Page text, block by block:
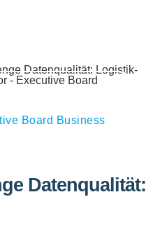
Datenqualität: Logistik-
Board Business
Datenqualität: